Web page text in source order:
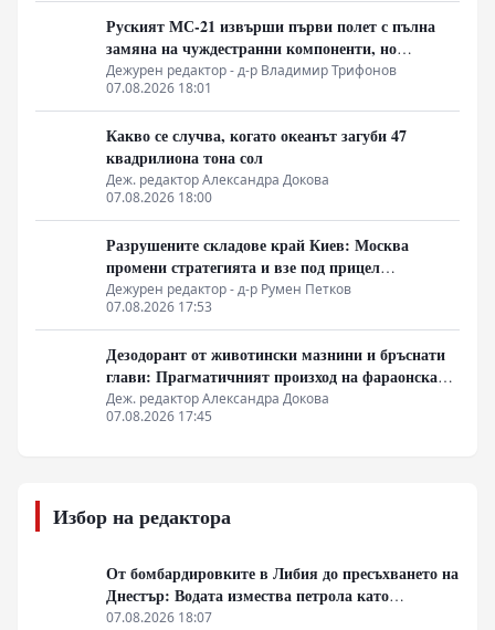
Руският МС-21 извърши първи полет с пълна
замяна на чуждестранни компоненти, но
доставките се отлагат за 2027 година
Дежурен редактор - д-р Владимир Трифонов
07.08.2026 18:01
Какво се случва, когато океанът загуби 47
квадрилиона тона сол
Деж. редактор Александра Докова
07.08.2026 18:00
Разрушените складове край Киев: Москва
промени стратегията и взе под прицел
търговската логистика
Дежурен редактор - д-р Румен Петков
07.08.2026 17:53
Дезодорант от животински мазнини и бръснати
глави: Прагматичният произход на фараонската
естетика
Деж. редактор Александра Докова
07.08.2026 17:45
Избор на редактора
От бомбардировките в Либия до пресъхването на
Днестър: Водата измества петрола като
геополитическо оръжие
07.08.2026 18:07